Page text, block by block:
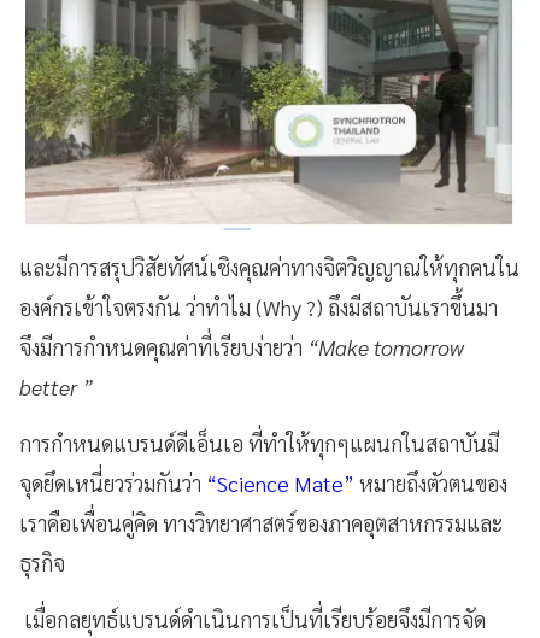
และมีการสรุปวิสัยทัศน์เชิงคุณค่าทางจิตวิญญาณให้ทุกคนใน
องค์กรเข้าใจตรงกัน ว่าทำไม (Why ?) ถึงมีสถาบันเราขึ้นมา
จึงมีการกำหนดคุณค่าที่เรียบง่ายว่า “Make tomorrow
better ”
การกำหนดแบรนด์ดีเอ็นเอ ที่ทำให้ทุกๆแผนกในสถาบันมี
จุดยึดเหนี่ยวร่วมกันว่า “Science Mate” หมายถึงตัวตนของ
เราคือเพื่อนคู่คิด ทางวิทยาศาสตร์ของภาคอุตสาหกรรมและ
ธุรกิจ
เมื่อกลยุทธ์แบรนด์ดำเนินการเป็นที่เรียบร้อยจึงมีการจัด